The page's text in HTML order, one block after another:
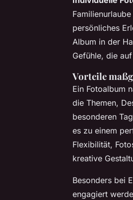
persönliches
Album in der
Gefühle, die
Vorteile
Ein Fotoalbum
die Themen,
besonderen
es zu einem
Flexibilität,
kreative
Besonders bei
engagiert